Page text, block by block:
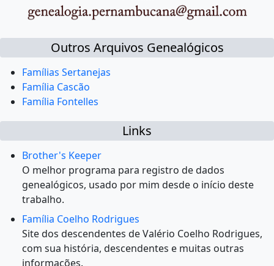
Outros Arquivos Genealógicos
Famílias Sertanejas
Família Cascão
Família Fontelles
Links
Brother's Keeper
O melhor programa para registro de dados
genealógicos, usado por mim desde o início deste
trabalho.
Família Coelho Rodrigues
Site dos descendentes de Valério Coelho Rodrigues,
com sua história, descendentes e muitas outras
informações.